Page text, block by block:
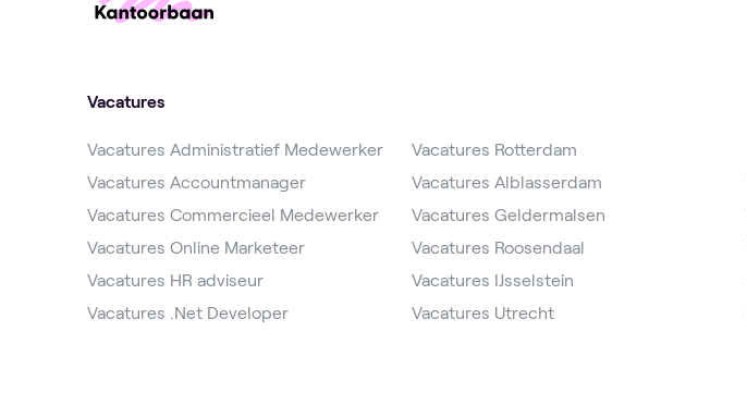
Vacatures
Vacatures Administratief Medewerker
Vacatures Accountmanager
Vacatures Commercieel Medewerker
Vacatures Online Marketeer
Vacatures HR adviseur
Vacatures .Net Developer
Vacatures Rotterdam
Vacatures Alblasserdam
Vacatures Geldermalsen
Vacatures Roosendaal
Vacatures IJsselstein
Vacatures Utrecht